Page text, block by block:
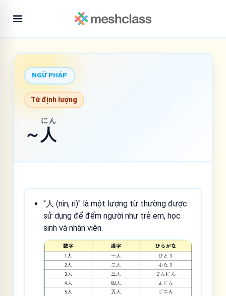
NGỮ PHÁP
Từ định lượng
～ 人
にん
"人 (nin, ri)" là một lượng từ thường được
sử dụng để đếm người như trẻ em, học
sinh và nhân viên.